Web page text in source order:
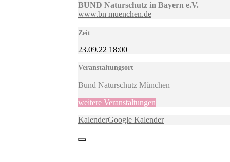
BUND Naturschutz in Bayern e.V.
www.bn muenchen.de
Zeit
23.09.22 18:00
Veranstaltungsort
Bund Naturschutz München
weitere Veranstaltungen
KalenderGoogle Kalender